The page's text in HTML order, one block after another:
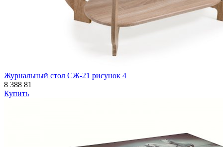
Журнальный стол СЖ-21 рисунок 4
8 388 81
Купить